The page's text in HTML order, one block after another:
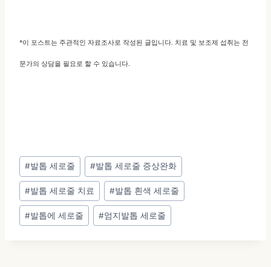
*이 포스트는 주관적인 자료조사로 작성된 글입니다. 치료 및 보조제 섭취는 전
문가의 상담을 필요로 할 수 있습니다.
Post
Tags:
#발톱 세로줄 #발톱 세로줄 증상완화
#발톱 세로줄 치료 #발톱 흰색 세로줄
#발톱에 세로줄 #엄지발톱 세로줄